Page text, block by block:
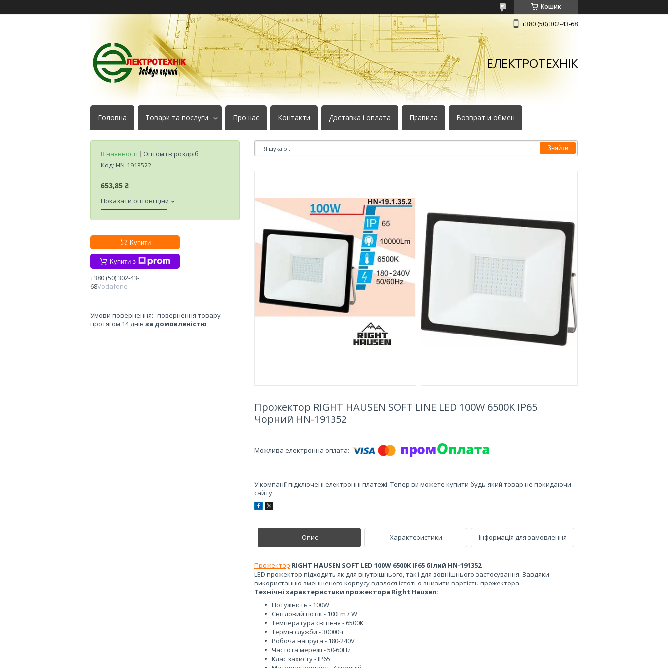
Кошик
+380 (50) 302-43-68
ЕЛЕКТРОТЕХНІК
Головна Товари та послуги Про нас Контакти Доставка і оплата Правила Возврат и обмен
Знайти
Прожектор RIGHT HAUSEN SOFT LINE LED 100W 6500K IP65
Чорний HN-191352
У компанії підключені електронні платежі. Тепер ви можете купити будь-який товар не покидаючи
сайту.
Опис Характеристики Інформація для замовлення
Прожектор RIGHT HAUSEN SOFT LED 100W 6500K IP65 білий HN-191352
LED прожектор підходить як для внутрішнього, так і для зовнішнього застосування. Завдяки
використанню зменшеного корпусу вдалося істотно знизити вартість прожектора.
Технічні характеристики прожектора Right Hausen:
Потужність - 100W
Світловий потік - 100Lm / W
Температура світіння - 6500К
Термін служби - 30000ч
Робоча напруга - 180-240V
Частота мережі - 50-60Hz
Клас захисту - IP65
В наявності
Оптом і в роздріб
Код: HN-1913522
653,85 ₴
Показати оптові ціни
Купити
Купити з
+380 (50) 302-43-
68Vodafone
повернення товару
протягом 14 днів за домовленістю